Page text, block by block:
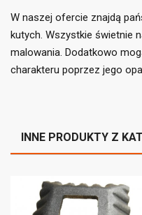
((cancelText))
((cancelText))
W naszej ofercie znajdą
kutych. Wszystkie świetnie
malowania. Dodatkowo
charakteru poprzez jego
INNE PRODUKTY Z